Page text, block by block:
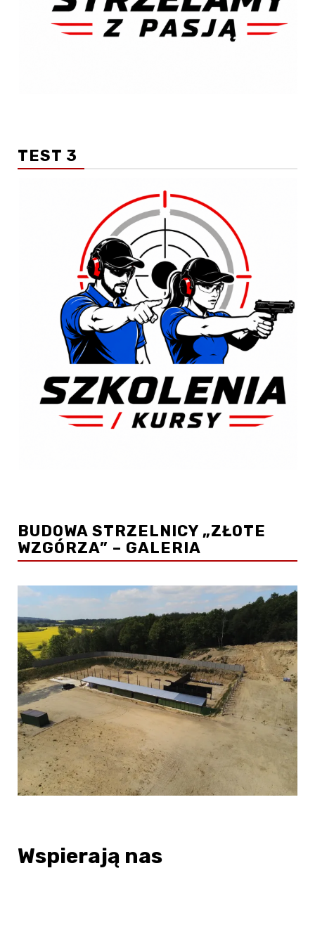
TEST 3
BUDOWA STRZELNICY „ZŁOTE
WZGÓRZA” – GALERIA
Wspierają nas